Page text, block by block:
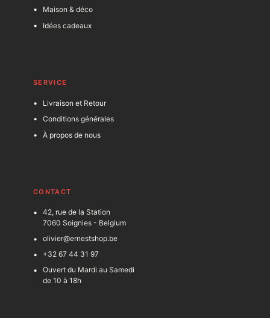
Maison & déco
Idées cadeaux
SERVICE
Livraison et Retour
Conditions générales
À propos de nous
CONTACT
42, rue de la Station
7060 Soignies - Belgium
olivier@ernestshop.be
+32 67 44 31 97
Ouvert du Mardi au Samedi
de 10 à 18h